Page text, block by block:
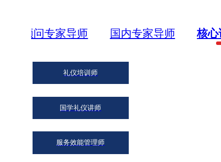
顾问专家导师 国内专家导师 核
翟景怡
礼仪培训师
国学礼仪讲师
服务效能管理师